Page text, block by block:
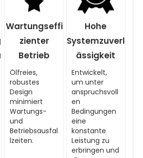
Wartungseffi
zienter
Betrieb
Ölfreies,
robustes
Design
minimiert
Wartungs-
und
Betriebsausfal
lzeiten.
Hohe
Systemzuverl
ässigkeit
Entwickelt,
um unter
anspruchsvoll
en
Bedingungen
eine
konstante
Leistung zu
erbringen und